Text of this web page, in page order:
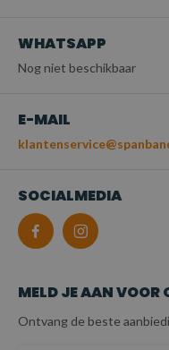
WHATSAPP
Nog niet beschikbaar
E-MAIL
SOCIALMEDIA
MELD JE AAN VOOR
Ontvang de beste